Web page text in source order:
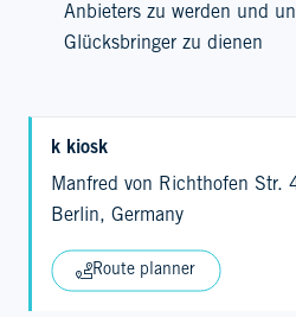
Anbieters zu werden und
Glücksbringer zu dienen
k kiosk
Manfred von Richthofen
Berlin, Germany
Route planner